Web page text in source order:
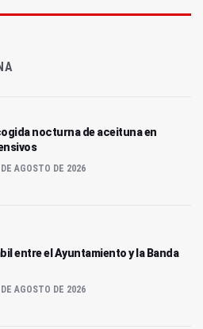
nocturna de aceituna en
AGOSTO DE 2026
entre el Ayuntamiento y la Banda
AGOSTO DE 2026